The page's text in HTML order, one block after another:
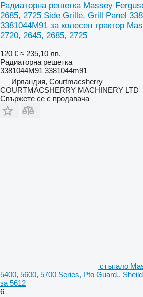
Радиаторна решетка Massey
2685, 2725 Side Grille, Grill Panel
3381044M91 за колесен трактор
2720, 2645, 2685, 2725
120 € ≈ 235,10 лв.
Радиаторна решетка
3381044M91 3381044m91
Ирландия, Courtmacsherry
COURTMACSHERRY MACHINERY LTD
Свържете се с продавача
стъпало
5400, 5600, 5700 Series, Pto Guard,.
за 5612
6